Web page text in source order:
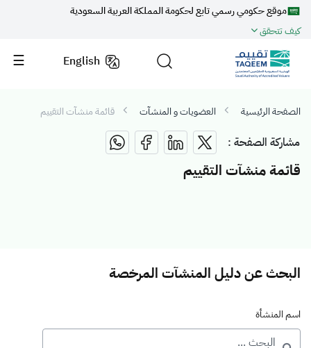
موقع حكومي رسمي تابع لحكومة المملكة العربية السعودية
كيف تتحقق
English
الصفحة الرئيسية العضويات و المنشآت قائمة منشآت التقييم
مشاركة الصفحة :
قائمة منشآت التقييم
البحث عن دليل المنشآت المرخصة
اسم المنشأة